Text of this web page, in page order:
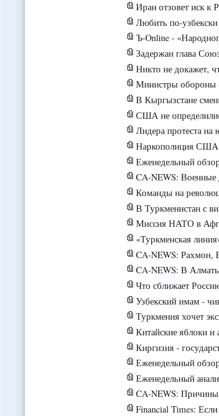
Иран отзовет иск к
Любить по-
Ъ-Online -
Задержан глава Союза
Никто не докажет, что за
Министры обороны
В Кыргызстане
США не
Лидера протеста на
Наркополиция США
Еженедельный обзор
CA-NEWS: Военные должны
Команды на революцию не было.
В Туркменистан с визитом
Миссия НАТО в
«Туркменская
CA-NEWS: Рахмон,
CA-NEWS: В
Что сближает
Узбекский имам -
Туркмения хочет
Китайские яблоки и американская
Киргизия - государство,
Еженедельный обзор
Еженедельный
CA-NEWS: Причины
Financial Times: Если бы не участие итальянской полиции и